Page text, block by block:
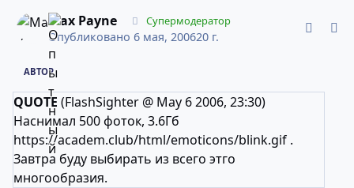
Max Payne Супермодератор
Опубликовано 6 мая, 200620 г.
АВТОР
QUOTE (FlashSighter @ May 6 2006, 23:30)
Наснимал 500 фоток, 3.6Гб
https://academ.club/html/emoticons/blink.gif .
Завтра буду выбирать из всего этго
многообразия.